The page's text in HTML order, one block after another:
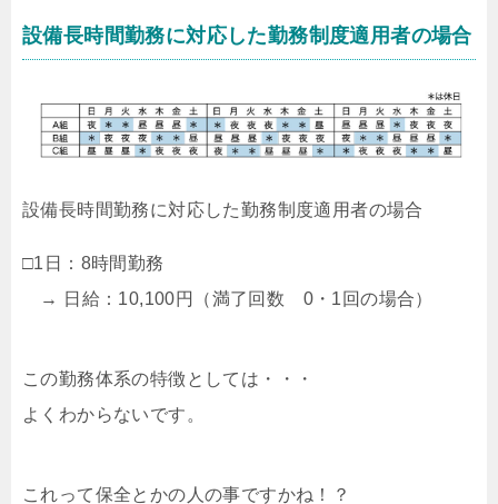
設備長時間勤務に対応した勤務制度適用者の場合
設備長時間勤務に対応した勤務制度適用者の場合
□1日：8時間勤務
→ 日給：10,100円（満了回数 0・1回の場合）
この勤務体系の特徴としては・・・
よくわからないです。
これって保全とかの人の事ですかね！？